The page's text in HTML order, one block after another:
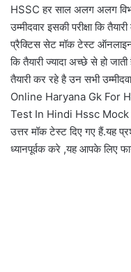
HSSC हर साल अलग अलग
उम्मीदवार इसकी परीक्षा कि
प्रैक्टिस सेट मॉक टेस्ट ऑनलाइन
कि तैयारी ज्यादा अच्छे से हो
तैयारी कर रहे है उन सभी
Online Haryana Gk For
Test In Hindi Hssc Mock
उत्तर मॉक टेस्ट दिए गए हैं.यह
ध्यानपूर्वक करे ,यह आपके लिए